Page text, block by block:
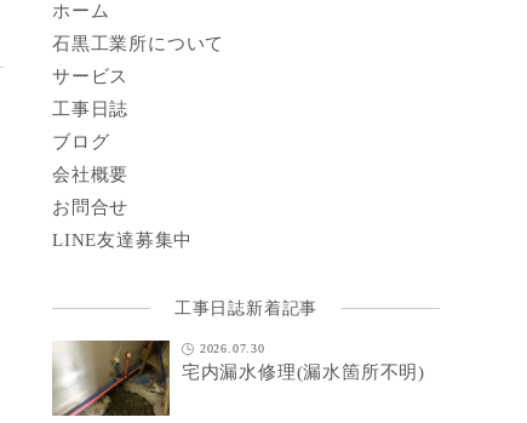
ホーム
石黒工業所について
サービス
工事日誌
ブログ
会社概要
お問合せ
LINE友達募集中
工事日誌新着記事
2026.07.30
宅内漏水修理(漏水箇所不明)